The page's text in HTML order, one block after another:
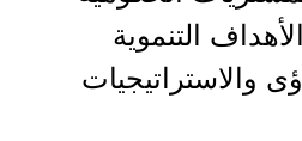
التنموية
والاستراتيجيات